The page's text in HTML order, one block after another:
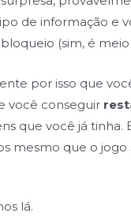
de informação e
(sim, é
por isso que
você conseguir
que você já
mesmo que o jogo
lá.